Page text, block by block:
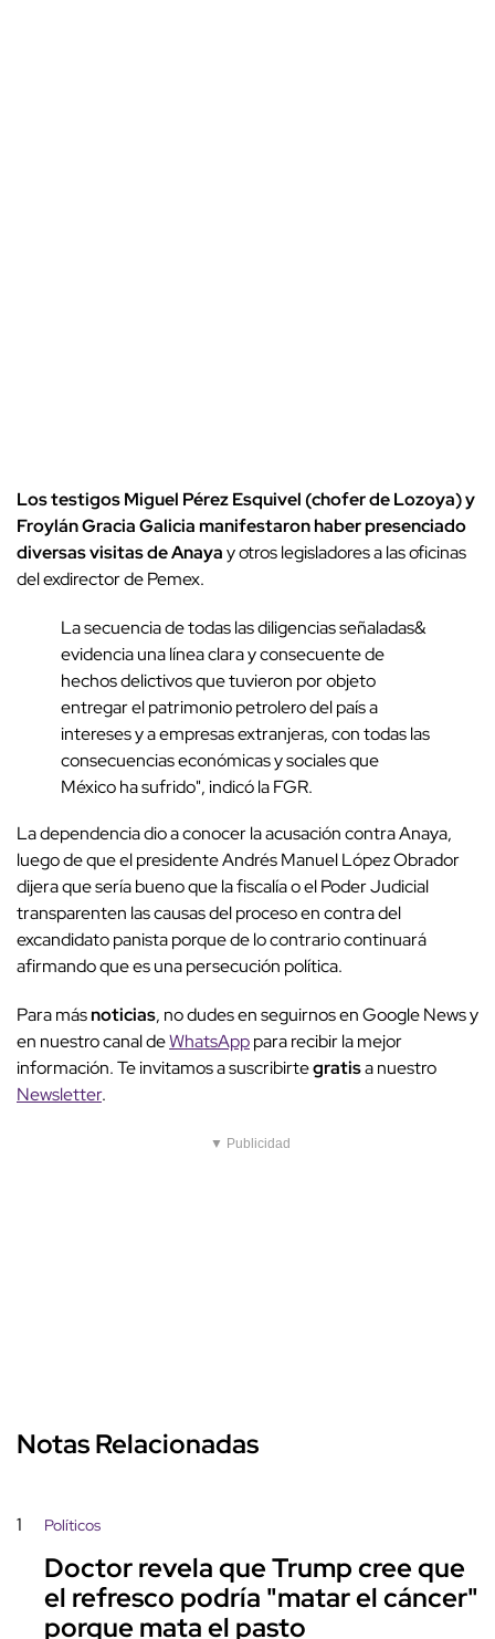
Los testigos Miguel Pérez Esquivel (chofer de Lozoya) y
Froylán Gracia Galicia manifestaron haber presenciado
diversas visitas de Anayay otros legisladores a las oficinas
del exdirector de Pemex.
La secuencia de todas las diligencias señaladas&
evidencia una línea clara y consecuente de
hechos delictivos que tuvieron por objeto
entregar el patrimonio petrolero del país a
intereses y a empresas extranjeras, con todas las
consecuencias económicas y sociales que
México ha sufrido", indicó la FGR.
La dependencia dio a conocer la acusación contra Anaya,
luego de que el presidente Andrés Manuel López Obrador
dijera que sería bueno que la fiscalía o el Poder Judicial
transparenten las causas del proceso en contra del
excandidato panista porque de lo contrario continuará
afirmando que es una persecución política.
Para másnoticias, no dudes en seguirnos en Google News y
en nuestro canal deWhatsApppara recibir la mejor
información. Te invitamos a suscribirtegratisa nuestro
Newsletter.
▼ Publicidad
Notas Relacionadas
1 Políticos
Doctor revela que Trump cree que
el refresco podría "matar el cáncer"
porque mata el pasto